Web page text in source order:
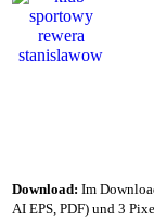
Download: Im
AI EPS, PDF) und 3